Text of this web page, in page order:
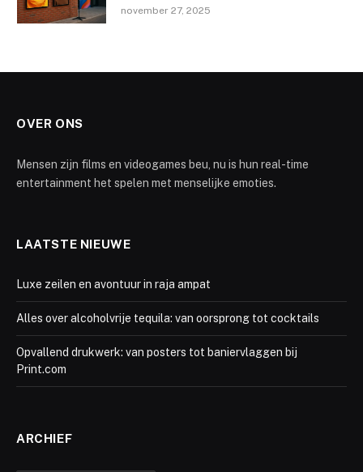
november 27, 2025
OVER ONS
Mensen zijn films en videogames beu, nu is hun real-time
entertainment het spelen met menselijke emoties.
LAATSTE NIEUWE
Luxe zeilen en avontuur in raja ampat
Alles over alcoholvrije tequila: van oorsprong tot cocktails
Opvallend drukwerk: van posters tot baniervlaggen bij
Print.com
ARCHIEF